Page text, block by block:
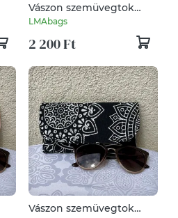
Vászon szemüvegtok
mintás
LMAbags
2 200 Ft
Vászon szemüvegtok